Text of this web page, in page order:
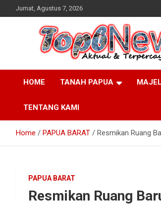
to
Jumat, Agustus 7, 2026
HOME TANAH PAPUA
TENTANG KAMI
Home PAPUA BARAT Resmikan Ruang
PAPUA BARAT
Resmikan Ruang